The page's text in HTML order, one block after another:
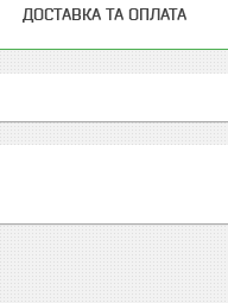
ДОСТАВКА ТА ОПЛАТА